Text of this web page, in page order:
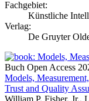
Fachgebiet:
Künstliche
Verlag:
De Gruyter
Buch Open Access
Models,
Trust and Quality
William P. Fisher, Jr.,